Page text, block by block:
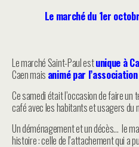
Le marché du 1er
Le marché Saint-Paul estunique à
Caen mais animé par
Ce samedi était l’occasion de faire un
café avec les habitants et usagers du
Un déménagement et un décès… le
histoire : celle de l’attachement qui a